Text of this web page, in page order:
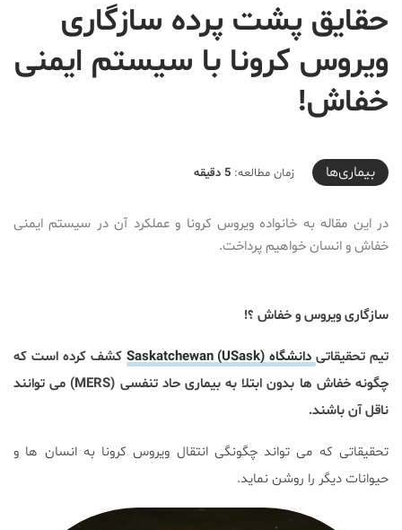
حقایق پشت پرده سازگاری
ویروس کرونا با سیستم ایمنی
خفاش!
2020-05-21T16:00:26+04:30
بیماری‌ها زمان مطالعه: 5 دقیقه
در این مقاله به خانواده ویروس کرونا و عملکرد آن در سیستم ایمنی
خفاش و انسان خواهیم پرداخت.
سازگاری ویروس و خفاش ؟!
تیم تحقیقاتیدانشگاه (Saskatchewan (USask
کشف کرده است که
چگونه خفاش ها بدون ابتلا به بیماری حاد تنفسی (MERS) می توانند
ناقل آن باشند.
تحقیقاتی که می تواند چگونگی انتقال ویروس کرونا به انسان ها و
حیوانات دیگر را روشن نماید.